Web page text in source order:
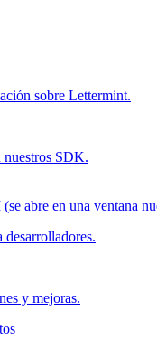
sobre Lettermint.
SDK.
(se abre en una ventana
y mejoras.